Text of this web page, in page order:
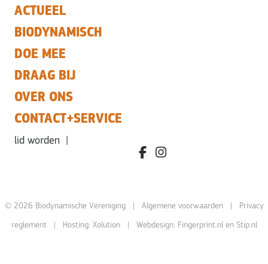
ACTUEEL
BIODYNAMISCH
DOE MEE
DRAAG BIJ
OVER ONS
CONTACT+SERVICE
lid worden
facebook.com/bdvereniging/
instagram.com/
© 2026 Biodynamische Vereniging | Algemene voorwaarden| Privacy
reglement| Hosting: Xolution| Webdesign: Fingerprint.nlen Stip.nl